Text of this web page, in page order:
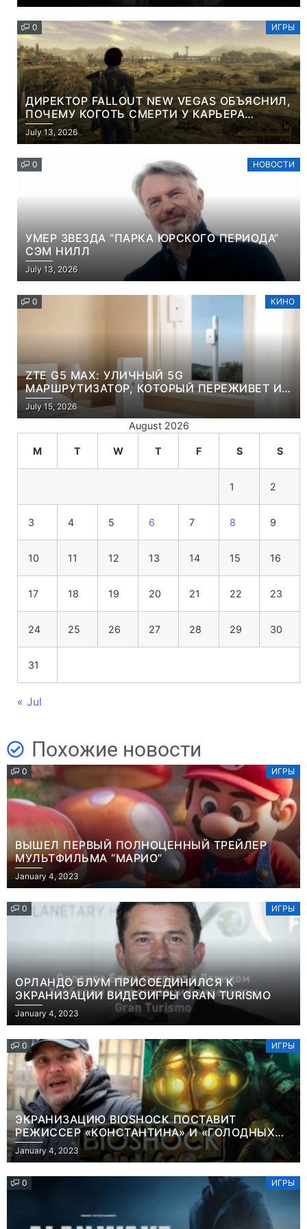
0 ИГРЫ
ДИРЕКТОР FALLOUT NEW VEGAS ОБЪЯСНИЛ,
ПОЧЕМУ КОГОТЬ СМЕРТИ У КАРЬЕРА
НАМЕРЕННО СНОСИТ ВАМ ГОЛОВУ
July 13, 2026
0 НОВОСТИ
УМЕР ЗВЕЗДА “ПАРКА ЮРСКОГО ПЕРИОДА”
СЭМ НИЛЛ
July 13, 2026
0 КИНО
ZTE G5 MAX: УЛИЧНЫЙ 5G
МАРШРУТИЗАТОР, КОТОРЫЙ ПЕРЕЖИВЕТ И
ЛЮТУЮ ЗИМУ, И ЖАРКОЕ ЛЕТО
July 15, 2026
August 2026
M T W T F S S
1 2
3 4 5 6 7 8 9
10 11 12 13 14 15 16
17 18 19 20 21 22 23
24 25 26 27 28 29 30
31
« Jul
Похожие новости
0 ИГРЫ
ВЫШЕЛ ПЕРВЫЙ ПОЛНОЦЕННЫЙ ТРЕЙЛЕР
МУЛЬТФИЛЬМА “МАРИО”
January 4, 2023
0 ИГРЫ
ОРЛАНДО БЛУМ ПРИСОЕДИНИЛСЯ К
ЭКРАНИЗАЦИИ ВИДЕОИГРЫ GRAN TURISMO
January 4, 2023
0 ИГРЫ
ЭКРАНИЗАЦИЮ BIOSHOCK ПОСТАВИТ
РЕЖИССЕР «КОНСТАНТИНА» И «ГОЛОДНЫХ
ИГР»
January 4, 2023
0 ИГРЫ